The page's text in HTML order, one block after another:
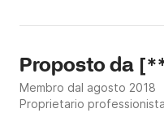
Proposto da
Membro dal agosto 2018
Proprietario professionista